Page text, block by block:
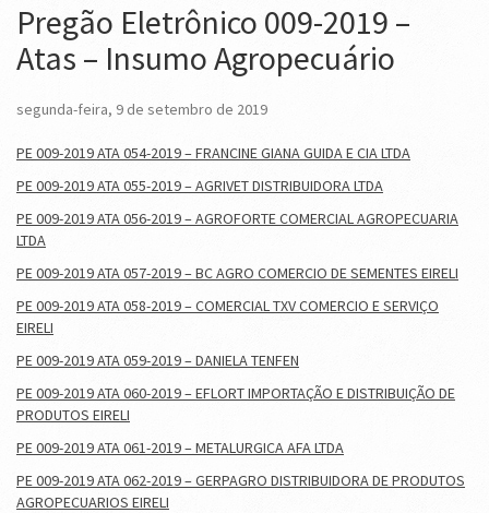
Pregão Eletrônico 009-2019 –
Atas – Insumo Agropecuário
segunda-feira, 9 de setembro de 2019
PE 009-2019 ATA 054-2019 – FRANCINE GIANA GUIDA E CIA LTDA
PE 009-2019 ATA 055-2019 – AGRIVET DISTRIBUIDORA LTDA
PE 009-2019 ATA 056-2019 – AGROFORTE COMERCIAL AGROPECUARIA
LTDA
PE 009-2019 ATA 057-2019 – BC AGRO COMERCIO DE SEMENTES EIRELI
PE 009-2019 ATA 058-2019 – COMERCIAL TXV COMERCIO E SERVIÇO
EIRELI
PE 009-2019 ATA 059-2019 – DANIELA TENFEN
PE 009-2019 ATA 060-2019 – EFLORT IMPORTAÇÃO E DISTRIBUIÇÃO DE
PRODUTOS EIRELI
PE 009-2019 ATA 061-2019 – METALURGICA AFA LTDA
PE 009-2019 ATA 062-2019 – GERPAGRO DISTRIBUIDORA DE PRODUTOS
AGROPECUARIOS EIRELI